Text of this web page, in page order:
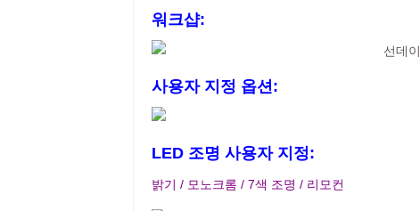
워크샵:
사용자 지정 옵션:
LED 조명 사용자 지정:
밝기 / 모노크롬 / 7색 조명 / 리모컨